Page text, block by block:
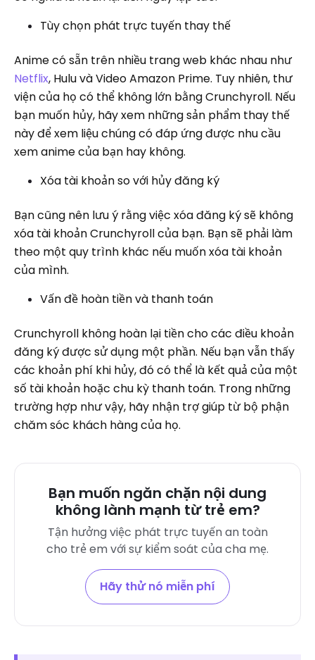
Tùy chọn phát trực tuyến thay thế
Anime có sẵn trên nhiều trang web khác nhau như
Netflix, Hulu và Video Amazon Prime. Tuy nhiên, thư
viện của họ có thể không lớn bằng Crunchyroll. Nếu
bạn muốn hủy, hãy xem những sản phẩm thay thế
này để xem liệu chúng có đáp ứng được nhu cầu
xem anime của bạn hay không.
Xóa tài khoản so với hủy đăng ký
Bạn cũng nên lưu ý rằng việc xóa đăng ký sẽ không
xóa tài khoản Crunchyroll của bạn. Bạn sẽ phải làm
theo một quy trình khác nếu muốn xóa tài khoản
của mình.
Vấn đề hoàn tiền và thanh toán
Crunchyroll không hoàn lại tiền cho các điều khoản
đăng ký được sử dụng một phần. Nếu bạn vẫn thấy
các khoản phí khi hủy, đó có thể là kết quả của một
số tài khoản hoặc chu kỳ thanh toán. Trong những
trường hợp như vậy, hãy nhận trợ giúp từ bộ phận
chăm sóc khách hàng của họ.
Bạn muốn ngăn chặn nội dung
không lành mạnh từ trẻ em?
Tận hưởng việc phát trực tuyến an toàn
cho trẻ em với sự kiểm soát của cha mẹ.
Hãy thử nó miễn phí